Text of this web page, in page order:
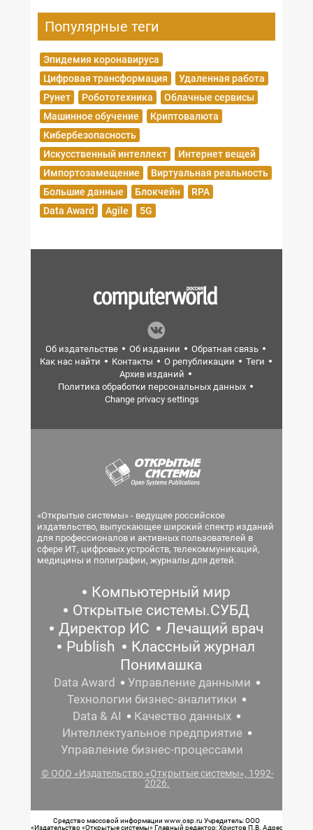
Популярные теги
Эпидемия коронавируса
Цифровая трансформация
Удаленная работа
Рунет
Робототехника
Облачные сервисы
Машинное обучение
Криптовалюта
Кибербезопасность
Искусственный интеллект
Интернет вещей
Импортозамещение
Виртуальная реальность
Большие данные
Блокчейн
RPA
Data Award
Agile 5G
Об издательстве Об издании
Обратная связь
Как нас найти
Контакты О републикации
Теги
Архив изданий
Политика обработки персональных данных
Change privacy settings
«Открытые системы» - ведущее российское
издательство, выпускающее широкий спектр изданий
для профессионалов и активных пользователей в
сфере ИТ, цифровых устройств, телекоммуникаций,
медицины и полиграфии, журналы для детей.
Компьютерный мир
Открытые системы.СУБД
Директор ИС
Лечащий врач
Publish
Классный журнал
Понимашка
Data Award
Управление данными
Технологии бизнес-аналитики
Data & AI
Качество данных
Интеллектуальное предприятие
Управление бизнес-процессами
© ООО «Издательство «Открытые системы», 1992-
2026.
Средство массовой информации www.osp.ru Учредитель: ООО
«Издательство «Открытые системы» Главный редактор: Христов П.В. Адрес